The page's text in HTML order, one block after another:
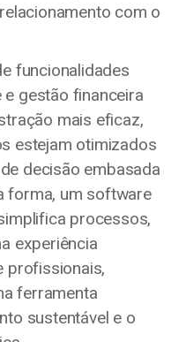
com o
funcionalidades
gestão financeira
mais eficaz,
estejam otimizados
decisão embasada
forma, um software
processos,
experiência
profissionais,
ferramenta
sustentável e o